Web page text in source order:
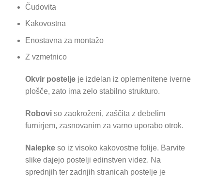
Čudovita
Kakovostna
Enostavna za montažo
Z vzmetnico
Okvir posteljeje izdelan iz oplemenitene iverne
plošče, zato ima zelo stabilno strukturo.
Roboviso zaokroženi, zaščita z debelim
furnirjem, zasnovanim za varno uporabo otrok.
Nalepkeso iz visoko kakovostne folije. Barvite
slike dajejo postelji edinstven videz. Na
sprednjih ter zadnjih stranicah postelje je